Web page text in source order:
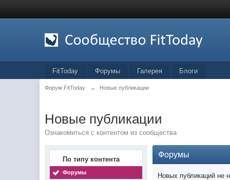
FitToday Форумы Галерея Блоги
Форум FitToday → Новые публикации
Новые публикации
Ознакомиться с контентом из сообщества
По типу контента
Форумы
Форумы
Новых публикаций не